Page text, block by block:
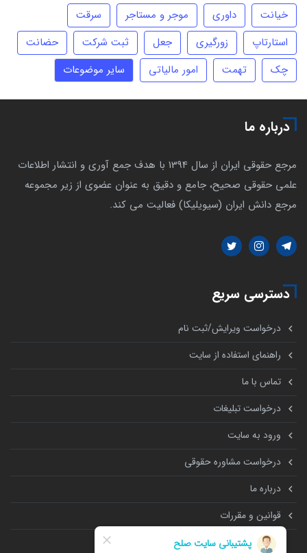
خیانت داوری موجر و مستاجر
سرقت
استارتاپ
زورگیری جعل ثبت شرکت
حضانت
چک
تهمت امور مالیاتی سایر موضوعات
درباره ما
مرجع حقوقی ایران از سال 1394 با هدف جمع آوری و انتشار اطلاعات
علمی حقوقی صحیح، جامع و دقیق به عنوان عضوی از زیر مجموعه
مرجع دانش ایران (سیویلیکا) فعالیت می کند.
دسترسی سریع
درخواست ویرایش/ثبت نام
راهنمای استفاده از سایت
تماس با ما
درخواست تبلیغات
ورود به سایت
درخواست مشاوره حقوقی
درباره ما
قوانین و مقررات